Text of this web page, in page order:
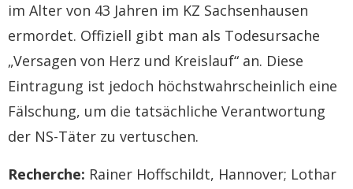
im Alter von 43 Jahren im KZ Sachsenhausen
ermordet. Offiziell gibt man als Todesursache
„Versagen von Herz und Kreislauf“ an. Diese
Eintragung ist jedoch höchstwahrscheinlich eine
Fälschung, um die tatsächliche Verantwortung
der NS-Täter zu vertuschen.
Recherche: Rainer Hoffschildt, Hannover; Lothar